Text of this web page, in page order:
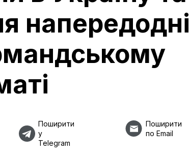
напередодні
Поширити
у
Telegram
Поширити
по Email